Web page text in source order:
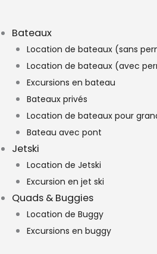
Bateaux
Location de bateaux (sans
Location de bateaux (avec
Excursions en bateau
Bateaux privés
Location de bateaux pour
Bateau avec pont
Jetski
Location de Jetski
Excursion en jet ski
Quads & Buggies
Location de Buggy
Excursions en buggy